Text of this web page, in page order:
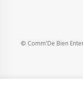
© Comm'De Bien